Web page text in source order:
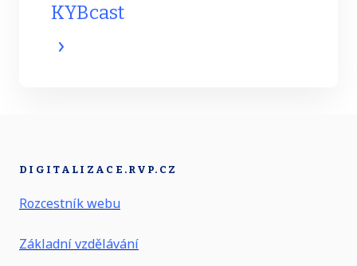
KYBcast
DIGITALIZACE.RVP.CZ
Rozcestník webu
Základní vzdělávání